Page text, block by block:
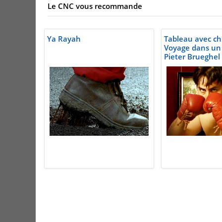
Le CNC vous recommande
Ya Rayah
Tableau avec
Voyage dans
Pieter Brueghel
avec la chute
vers 1555
Belgique